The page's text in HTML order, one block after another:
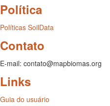
Política
Políticas SoilData
Contato
E-mail: contato@mapbiomas.org
Links
Guia do usuário